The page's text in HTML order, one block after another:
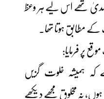
تھے اس لیے ہر وعظ
مطابق ہوتا تھا۔
پر فرمایا:
کہ ہمیشہ خلوت گزیں
نہ مخلوق مجھے دیکھے